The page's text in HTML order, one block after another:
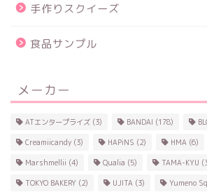
手作りスクイーズ
食品サンプル
メーカー
ATエンタープライズ (3) BANDAI (178)
Creamiicandy (3) HAPiNS (2) HMA (6)
Marshmellii (4) Qualia (5) TAMA-KYU
TOKYO BAKERY (2) UJITA (3) Yumeno